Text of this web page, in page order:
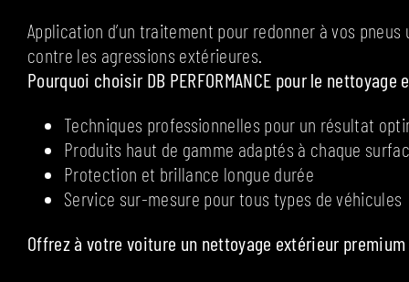
Application d’un traitement pour redonner à vos
contre les agressions extérieures.
Pourquoi choisir DB PERFORMANCE pour le nettoyage
Techniques professionnelles pour un résultat
Produits haut de gamme adaptés à chaque
Protection et brillance longue durée
Service sur-mesure pour tous types de véhicules
Offrez à votre voiture un nettoyage extérieur